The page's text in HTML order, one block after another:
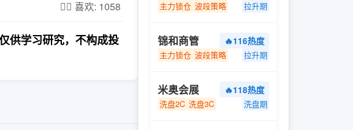
❤️‍🔥 喜欢: 1058
供学习研究，不构成投
主力锁仓 波段策略 拉升期
锦和商管 🔥116热度
主力锁仓 波段策略 拉升期
米奥会展 🔥118热度
洗盘2C 洗盘3C 洗盘期